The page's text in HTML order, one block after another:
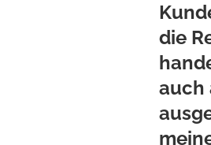
die
auch